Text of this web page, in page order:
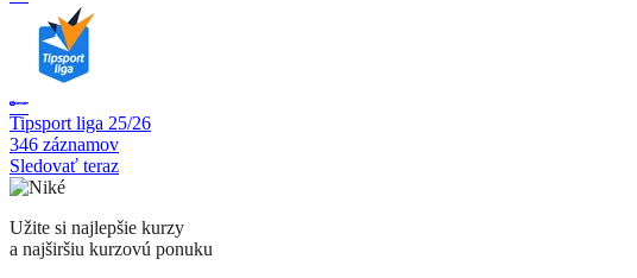
Tipsport liga 25/26
346 záznamov
Sledovať teraz
Užite si najlepšie kurzy
a najširšiu kurzovú ponuku